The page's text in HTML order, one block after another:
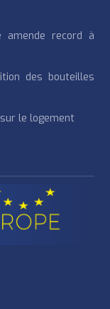
amende record à
des bouteilles
le logement